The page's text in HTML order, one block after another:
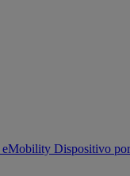
eMobility Dispositivo